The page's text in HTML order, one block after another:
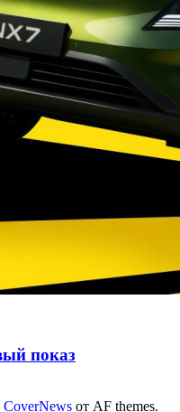
показ
CoverNews от AF themes.